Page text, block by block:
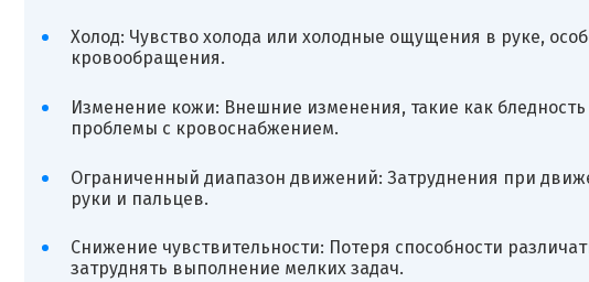
Холод: Чувство холода или холодные ощущения в руке,
кровообращения.
Изменение кожи: Внешние изменения, такие как
проблемы с кровоснабжением.
Ограниченный диапазон движений: Затруднения при
руки и пальцев.
Снижение чувствительности: Потеря способности
затруднять выполнение мелких задач.